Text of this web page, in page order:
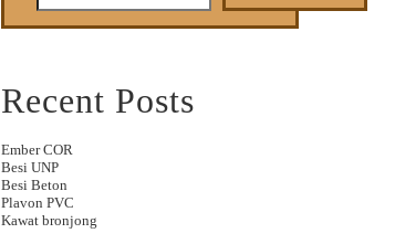
Recent Posts
Ember COR
Besi UNP
Besi Beton
Plavon PVC
Kawat bronjong